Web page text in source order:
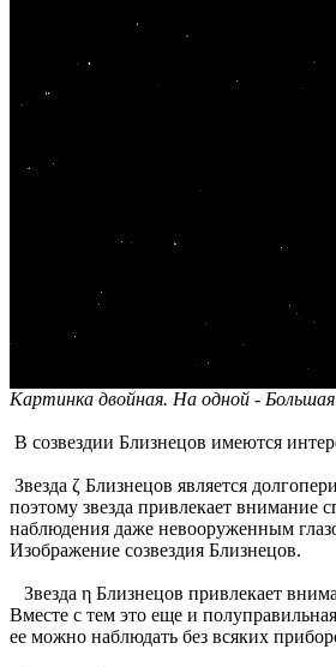
Картинка двойная. На одной - Большая
В созвездии Близнецов имеются
Звезда ζ Близнецов является
поэтому звезда привлекает внимание
наблюдения даже невооруженным
Изображение созвездия Близнецов.
Звезда η Близнецов привлекает
Вместе с тем это еще и
ее можно наблюдать без всяких